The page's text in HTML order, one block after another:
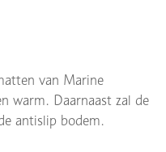
van Marine
warm. Daarnaast zal de
antislip bodem.